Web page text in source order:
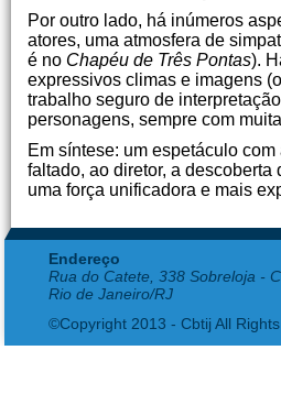
Por outro lado, há inúmeros
atores, uma atmosfera de
é no Chapéu de Três Pontas).
expressivos climas e imagens
trabalho seguro de
personagens, sempre com
Em síntese: um espetáculo
faltado, ao diretor, a
uma força unificadora e mais
Endereço
Rua do Catete, 338 Sobreloja -
Rio de Janeiro/RJ
©Copyright 2013 - Cbtij All